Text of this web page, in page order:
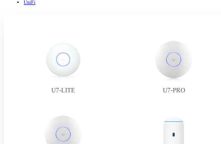
UniFi
U7-LITE U7-PRO